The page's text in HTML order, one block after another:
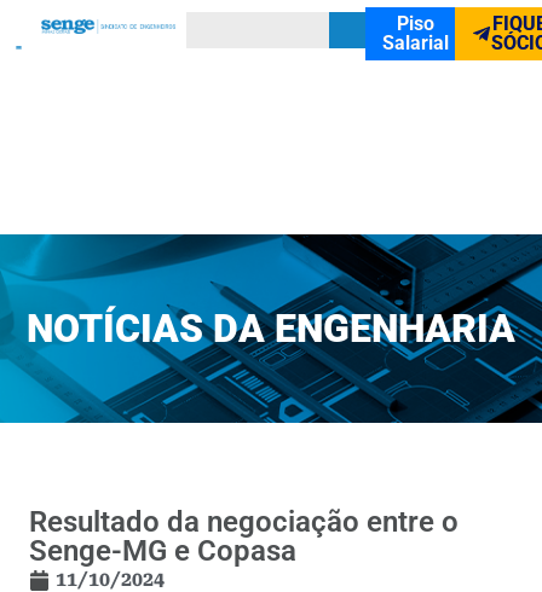
Piso
Salarial
NOTÍCIAS DA ENGENHARIA
Resultado da negociação entre o
Senge-MG e Copasa
11/10/2024